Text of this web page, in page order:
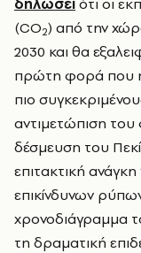
(CO2) από την
2030 και θα
πρώτη φορά που η
πιο
αντιμετώπιση
δέσμευση του
επιτακτική
επικίνδυνων
χρονοδιάγραμμα
τη δραματική